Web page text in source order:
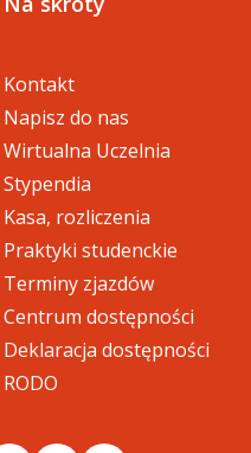
Kontakt
Napisz do nas
Wirtualna Uczelnia
Stypendia
Kasa, rozliczenia
Praktyki studenckie
Terminy zjazdów
Centrum dostępności
Deklaracja dostępności
RODO